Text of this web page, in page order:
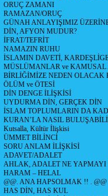
ORUÇ ZAMANI
RAMAZAN/ORUÇ
GÜNAH ANLAYIŞIMIZ
DİN, AFYON MUDUR?
İFRAT/TEFRİT
NAMAZIN RUHU
İSLAMIN DAVETİ,
MÜSLÜMANLAR ve KAMUSAL
BİRLİĞİMİZE NEDEN OLACAK
ÖLÜM ve ÖTESİ
DİN DENGE İLİŞKİSİ
UYDURMA DİN, GERÇEK DİN
İSLAM TOPLUMLARIN DA
KURAN’LA NASIL
Kutsalla, Kültür İlişkisi
ÜMMET BİLİNCİ
SORU ANLAM İLİŞKİSİ
ADAVET/ADALET
AHLAK, ADALET NE YAPMAYI
HARAM – HELAL
@@. ANA HAPSOLMAK !! . @@
HAS DİN, HAS KUL